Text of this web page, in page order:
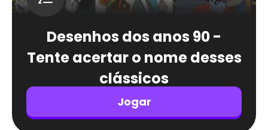
Desenhos dos anos 90 -
Tente acertar o nome desses
clássicos
Jogar